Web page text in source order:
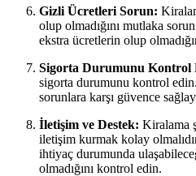
Gizli Ücretleri Sorun:
olup olmadığını mutlaka
ekstra ücretlerin olup
Sigorta Durumunu Kontrol
sigorta durumunu kontrol
sorunlara karşı güvence
İletişim ve Destek: Kiralama
iletişim kurmak kolay
ihtiyaç durumunda
olmadığını kontrol edin.